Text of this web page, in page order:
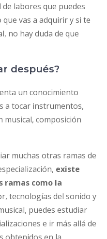
labores que puedes
vas a adquirir y si te
no hay duda de que
después?
un conocimiento
a tocar instrumentos,
musical, composición
muchas otras ramas de
existe
ramas como la
tecnologías del sonido y
puedes estudiar
e ir más allá de